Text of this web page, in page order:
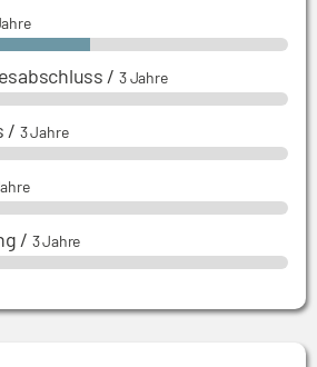
/ 3 Jahre
/ 3 Jahre
/ 3 Jahre